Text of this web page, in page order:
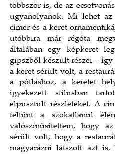
többször is, de az
ugyanolyanok. Mi lehet
címer és a keret
utóbbira már régóta
általában egy képkeret
gipszből készült részei –
a keret sérült volt, a
a pótláshoz, a keretet
igyekezett stílusban
elpusztult részleteket. A
feltűnt a szokatlanul
valószínűsítettem, hogy
sérült volt, hogy a
magyarázni látszott azt is,